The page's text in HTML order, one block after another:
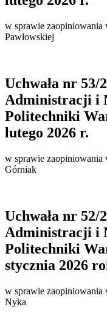
w sprawie zaopiniowania
Pawłowskiej
Uchwała nr 53/
Administracji i
Politechniki
lutego 2026 r.
w sprawie zaopiniowania
Górniak
Uchwała nr 52/
Administracji i
Politechniki
stycznia 2026
w sprawie zaopiniowania
Nyka